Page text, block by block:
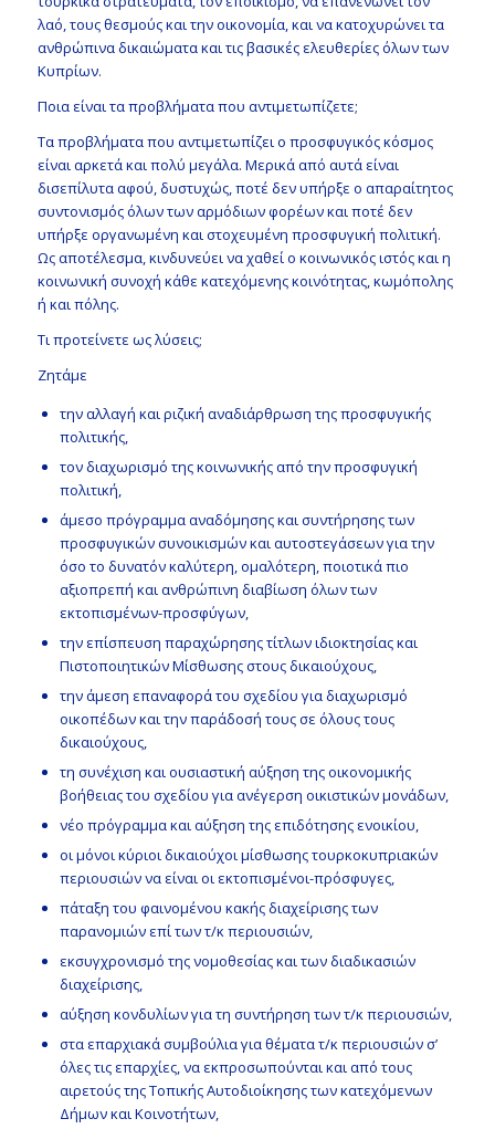
λαό, τους θεσμούς και την οικονομία, και να κατοχυρώνει τα
ανθρώπινα δικαιώματα και τις βασικές ελευθερίες όλων των
Κυπρίων.
Ποια είναι τα προβλήματα που αντιμετωπίζετε;
Τα προβλήματα που αντιμετωπίζει ο προσφυγικός κόσμος
είναι αρκετά και πολύ μεγάλα. Μερικά από αυτά είναι
δισεπίλυτα αφού, δυστυχώς, ποτέ δεν υπήρξε ο απαραίτητος
συντονισμός όλων των αρμόδιων φορέων και ποτέ δεν
υπήρξε οργανωμένη και στοχευμένη προσφυγική πολιτική.
Ως αποτέλεσμα, κινδυνεύει να χαθεί ο κοινωνικός ιστός και η
κοινωνική συνοχή κάθε κατεχόμενης κοινότητας, κωμόπολης
ή και πόλης.
Τι προτείνετε ως λύσεις;
Ζητάμε
την αλλαγή και ριζική αναδιάρθρωση της προσφυγικής
πολιτικής,
τον διαχωρισμό της κοινωνικής από την προσφυγική
πολιτική,
άμεσο πρόγραμμα αναδόμησης και συντήρησης των
προσφυγικών συνοικισμών και αυτοστεγάσεων για την
όσο το δυνατόν καλύτερη, ομαλότερη, ποιοτικά πιο
αξιοπρεπή και ανθρώπινη διαβίωση όλων των
εκτοπισμένων-προσφύγων,
την επίσπευση παραχώρησης τίτλων ιδιοκτησίας και
Πιστοποιητικών Μίσθωσης στους δικαιούχους,
την άμεση επαναφορά του σχεδίου για διαχωρισμό
οικοπέδων και την παράδοσή τους σε όλους τους
δικαιούχους,
τη συνέχιση και ουσιαστική αύξηση της οικονομικής
βοήθειας του σχεδίου για ανέγερση οικιστικών μονάδων,
νέο πρόγραμμα και αύξηση της επιδότησης ενοικίου,
οι μόνοι κύριοι δικαιούχοι μίσθωσης τουρκοκυπριακών
περιουσιών να είναι οι εκτοπισμένοι-πρόσφυγες,
πάταξη του φαινομένου κακής διαχείρισης των
παρανομιών επί των τ/κ περιουσιών,
εκσυγχρονισμό της νομοθεσίας και των διαδικασιών
διαχείρισης,
αύξηση κονδυλίων για τη συντήρηση των τ/κ περιουσιών,
στα επαρχιακά συμβούλια για θέματα τ/κ περιουσιών σ’
όλες τις επαρχίες, να εκπροσωπούνται και από τους
αιρετούς της Τοπικής Αυτοδιοίκησης των κατεχόμενων
Δήμων και Κοινοτήτων,